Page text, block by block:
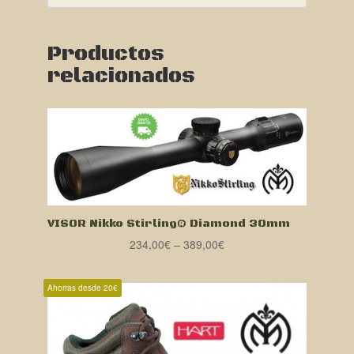
Productos
relacionados
VISOR Nikko Stirling® Diamond 30mm
234,00€– 389,00€
Ahorras desde 20€